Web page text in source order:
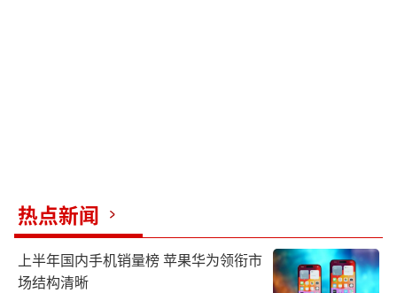
热点新闻
上半年国内手机销量榜 苹果华为领衔市
场结构清晰